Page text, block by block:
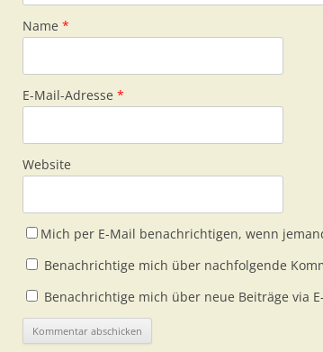
Name *
E-Mail-Adresse *
Website
Mich per E-Mail benachrichtigen, wenn
Benachrichtige mich über nachfolgende
Benachrichtige mich über neue Beiträge via